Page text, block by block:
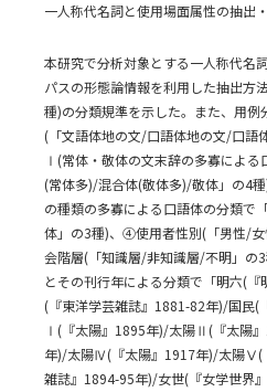
一人称代名詞と使用場面属性の抽出
本研究で分析対象とする一人称代名
パスの形態論情報を利用した抽出方
種)の分類規準を示した。また、用
(「文語体地の文/口語体地の文/口
Ⅰ(常体・敬体の文末辞の多寡によ
(常体多)/混合体(敬体多)/敬体」の4
の種類の多寡による口語体の分類で
体」の3種)、④使用者性別(「男性/
会階層(「知識層/非知識層/不明」
とその刊行年による分類で「明六(
(『東洋学芸雑誌』1881-82年)/国民
Ⅰ(『太陽』1895年)/太陽Ⅱ(『太陽
年)/太陽Ⅳ(『太陽』1917年)/太陽Ⅴ(
雑誌』1894-95年)/女世(『女学世界